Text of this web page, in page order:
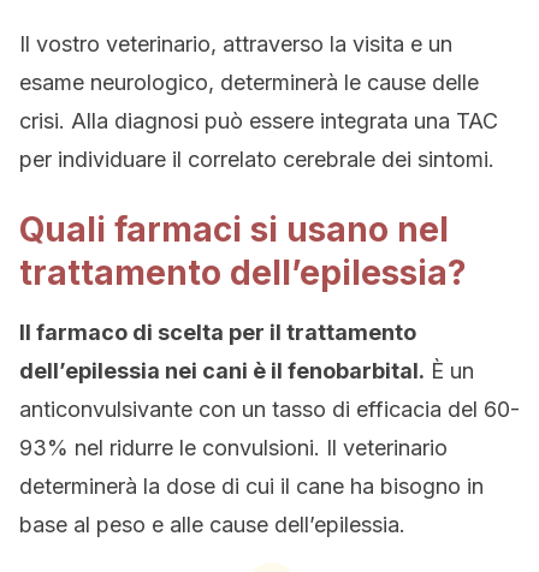
Il vostro veterinario, attraverso la visita e un
esame neurologico, determinerà le cause delle
crisi. Alla diagnosi può essere integrata una TAC
per individuare il correlato cerebrale dei sintomi.
Quali farmaci si usano nel
trattamento dell’epilessia?
Il farmaco di scelta per il trattamento
dell’epilessia nei cani è il fenobarbital. È un
anticonvulsivante con un tasso di efficacia del 60-
93% nel ridurre le convulsioni. Il veterinario
determinerà la dose di cui il cane ha bisogno in
base al peso e alle cause dell’epilessia.